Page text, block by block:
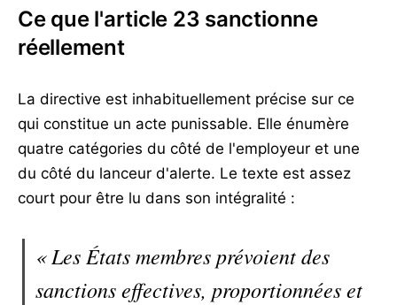
Ce que l'article 23 sanctionne
réellement
La directive est inhabituellement précise sur ce
qui constitue un acte punissable. Elle énumère
quatre catégories du côté de l'employeur et une
du côté du lanceur d'alerte. Le texte est assez
court pour être lu dans son intégralité :
« Les États membres prévoient des
sanctions effectives, proportionnées et